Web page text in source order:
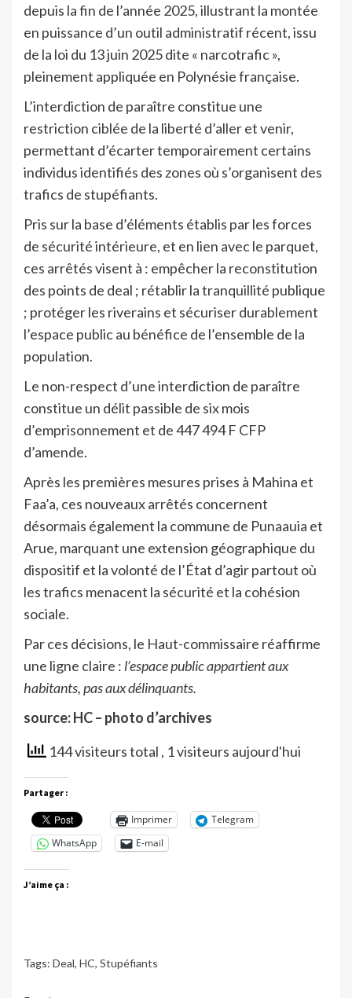
depuis la fin de l’année 2025, illustrant la montée
en puissance d’un outil administratif récent, issu
de la loi du 13 juin 2025 dite « narcotrafic »,
pleinement appliquée en Polynésie française.
L’interdiction de paraître constitue une
restriction ciblée de la liberté d’aller et venir,
permettant d’écarter temporairement certains
individus identifiés des zones où s’organisent des
trafics de stupéfiants.
Pris sur la base d’éléments établis par les forces
de sécurité intérieure, et en lien avec le parquet,
ces arrêtés visent à : empêcher la reconstitution
des points de deal ; rétablir la tranquillité publique
; protéger les riverains et sécuriser durablement
l’espace public au bénéfice de l’ensemble de la
population.
Le non-respect d’une interdiction de paraître
constitue un délit passible de six mois
d’emprisonnement et de 447 494 F CFP
d’amende.
Après les premières mesures prises à Mahina et
Faa’a, ces nouveaux arrêtés concernent
désormais également la commune de Punaauia et
Arue, marquant une extension géographique du
dispositif et la volonté de l’État d’agir partout où
les trafics menacent la sécurité et la cohésion
sociale.
Par ces décisions, le Haut-commissaire réaffirme
une ligne claire : l’espace public appartient aux
habitants, pas aux délinquants.
source: HC – photo d’archives
144 visiteurs total , 1 visiteurs aujourd'hui
Partager :
Imprimer
Telegram
WhatsApp
E-mail
J’aime ça :
Tags: Deal, HC, Stupéfiants